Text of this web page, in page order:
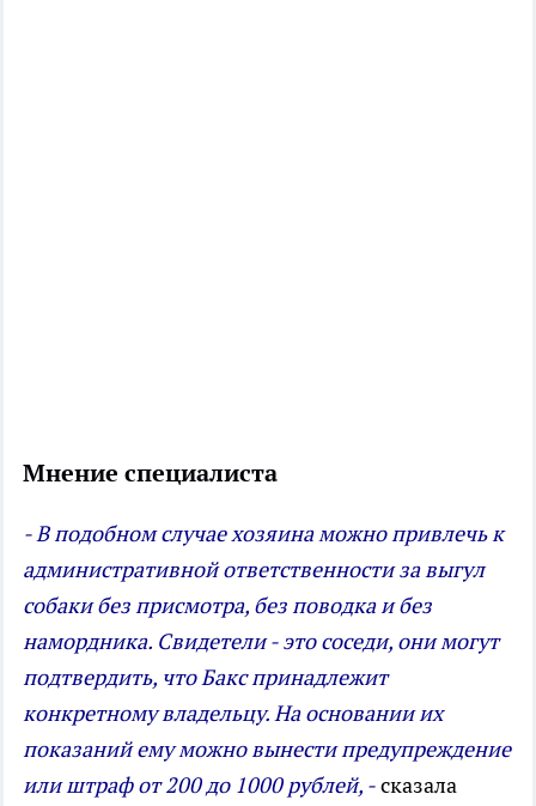
Мнение специалиста
- В подобном случае хозяина можно привлечь к
административной ответственности за выгул
собаки без присмотра, без поводка и без
намордника. Свидетели - это соседи, они могут
подтвердить, что Бакс принадлежит
конкретному владельцу. На основании их
показаний ему можно вынести предупреждение
или штраф от 200 до 1000 рублей, -сказала